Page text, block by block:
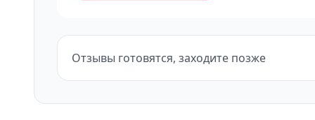
Отзывы готовятся, заходите позже